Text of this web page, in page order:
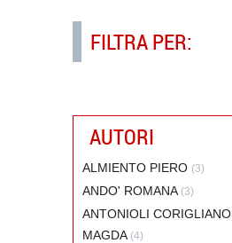
FILTRA PER:
AUTORI
ALMIENTO PIERO (3)
ANDO' ROMANA (3)
ANTONIOLI CORIGLIANO
MAGDA (4)